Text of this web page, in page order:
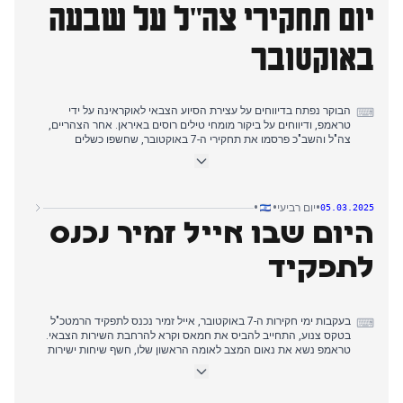
הערב התמקד בתיעוד חדש של החייל החטוף מתן אנגרסט בשבי חמאס,
בעוד ראש אגף המבצעים עודד בסיוק הודיע על פרישתו בעקבות ממצאי
חקירת 7 באוקטובר. דיווחים מצביעים על כך שישראל עשויה לחזור
למלחמה תוך 10 ימים אם לא תושג הסכמה בנושא החטופים.
יום תחקירי צה"ל על שבעה
באוקטובר
⌨ הבוקר נפתח בדיווחים על עצירת הסיוע הצבאי לאוקראינה על ידי
טראמפ, ודיווחים על ביקור מומחי טילים רוסים באיראן. אחר הצהריים,
צה"ל והשב"כ פרסמו את תחקירי ה-7 באוקטובר, שחשפו כשלים
בערב התפתח עימות בין נתניהו לראש השב"כ רונן בר, כשתחקיר השב"כ
הצביע על "מדיניות השקט" של הדרג המדיני והמימון הקטארי שאפשר
את התעצמות חמאס. לשכת נתניהו תקפה את בר בטענה שהוא "כשל
בעקבות המהומה אתמול בכנסת במהלך נאום נתניהו על הקמת ועדת
חקירה ממלכתית.
05.03.2025
•יום רביעי•
•
היום שבו אייל זמיר נכנס
לתפקיד
⌨
בעקבות ימי חקירות ה-7 באוקטובר, אייל זמיר נכנס לתפקיד הרמטכ"ל
בטקס צנוע, התחייב להביס את חמאס וקרא להרחבת השירות הצבאי.
טראמפ נשא את נאום המצב לאומה הראשון שלו, חשף שיחות ישירות